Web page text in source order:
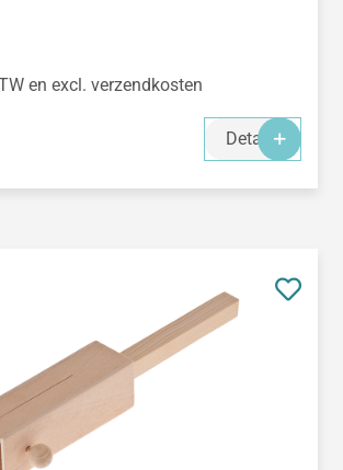
en excl. verzendkosten
Details